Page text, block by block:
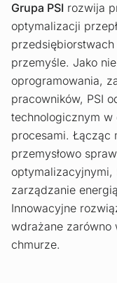
Grupa PSI rozwija
optymalizacji
przemyśle. Jako
oprogramowania,
pracowników, PSI
technologicznym w
procesami. Łącząc
przemysłowo
optymalizacyjnymi,
zarządzanie
Innowacyjne
wdrażane zarówno
chmurze.